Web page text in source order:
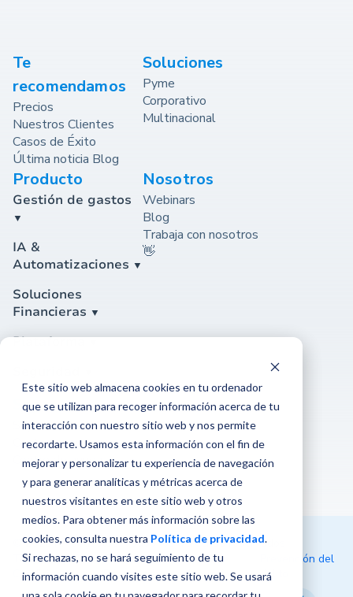
Este sitio web almacena cookies en tu ordenador
que se utilizan para recoger información acerca de tu
interacción con nuestro sitio web y nos permite
recordarte. Usamos esta información con el fin de
mejorar y personalizar tu experiencia de navegación
y para generar analíticas y métricas acerca de
nuestros visitantes en este sitio web y otros
medios. Para obtener más información sobre las
cookies, consulta nuestra Política de privacidad.
Si rechazas, no se hará seguimiento de tu
información cuando visites este sitio web. Se usará
Te
recomendamos
Precios
Nuestros Clientes
Casos de Éxito
Última noticia Blog
Soluciones
Pyme
Corporativo
Multinacional
Producto
Gestión de gastos
IA &
Automatizaciones
Soluciones
Financieras
Plataforma
Nosotros
Webinars
Blog
Trabaja con nosotros
👋
Soporte
Soporte
Contáctanos
Centro de ayuda
© 2026 Rindegastos. Todos los derechos reservados
Términos y
Condiciones
Política de
Privacidad
Canal de
denuncias
Prevención del
delito